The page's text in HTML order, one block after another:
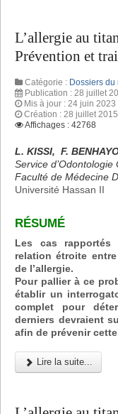
L’allergie au
Prévention et
Catégorie : Dossiers du
Publication : 28 juillet
Mis à jour : 24 juin 2023
Création : 28 juillet 2015
Affichages : 42768
L. KISSI, F.
Service
Faculté de Médecine
Université Hassan II
RÉSUMÉ
Les cas
relation étroite
de l’allergie.
Pour pallier à ce
établir un
complet pour
derniers devraient
afin de prévenir
Lire la suite...